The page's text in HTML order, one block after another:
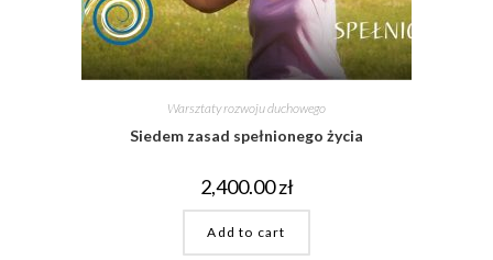
Warsztaty rozwoju duchowego
Siedem zasad spełnionego życia
2,400.00zł
Add to cart